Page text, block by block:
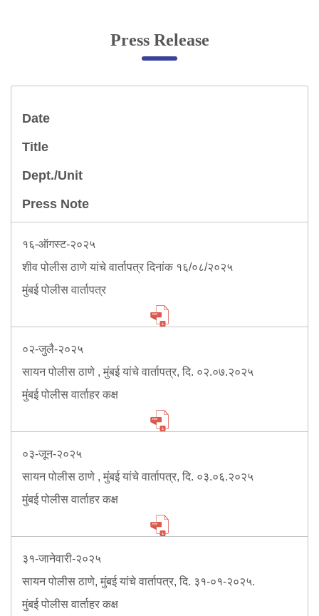
Online Complaint
Servant Information
Police Clearance Services
Accident Compensation
GRAS Payment
Useful websites
Licensing Unit
Information of Arrested Accused
DCP Visits
Help Us
Tenders
Police Corner
Police Foundation
Welfare Activities
Media Coverage
Press Release
Crime Review
Miscellaneous
Recruitment
Press Release
Date
Title
Dept./Unit
Press Note
१६-ऑगस्ट-२०२५
शीव पोलीस ठाणे यांचे वार्तापत्र दिनांक १६/०८/२०२५
मुंबई पोलीस वार्तापत्र
०२-जुलै-२०२५
सायन पोलीस ठाणे , मुंबई यांचे वार्तापत्र, दि. ०२.०७.२०२५
मुंबई पोलीस वार्ताहर कक्ष
०३-जून-२०२५
सायन पोलीस ठाणे , मुंबई यांचे वार्तापत्र, दि. ०३.०६.२०२५
मुंबई पोलीस वार्ताहर कक्ष
३१-जानेवारी-२०२५
सायन पोलीस ठाणे, मुंबई यांचे वार्तापत्र, दि. ३१-०१-२०२५.
मुंबई पोलीस वार्ताहर कक्ष